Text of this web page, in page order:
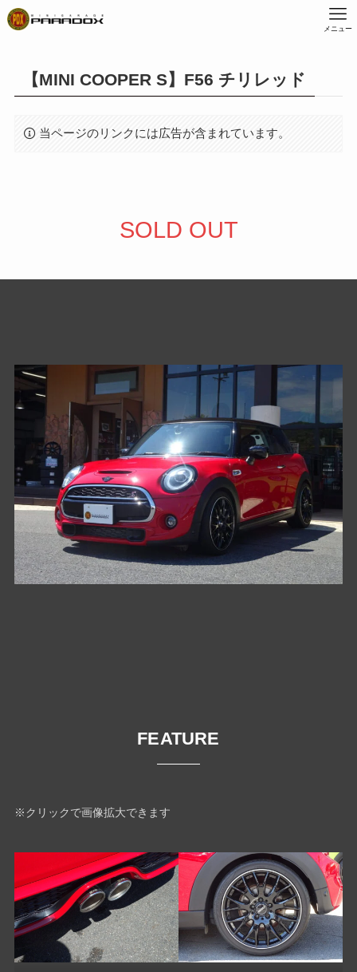
メニュー
【MINI COOPER S】F56 チリレッド
当ページのリンクには広告が含まれています。
SOLD OUT
FEATURE
※クリックで画像拡大できます